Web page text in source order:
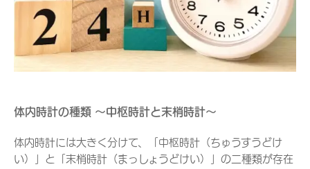
体内時計の種類 ～中枢時計と末梢時計～
体内時計には大きく分けて、「中枢時計（ちゅうすうどけ
い）」と「末梢時計（まっしょうどけい）」の二種類が存在